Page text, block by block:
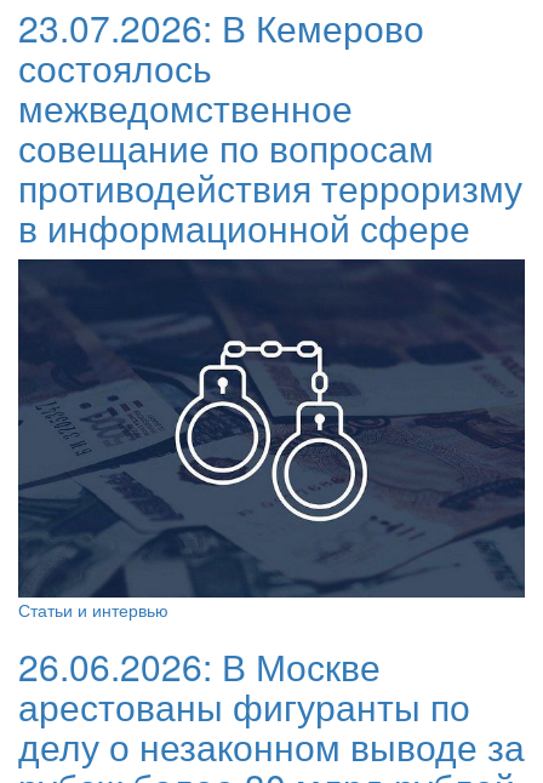
23.07.2026: В Кемерово
состоялось
межведомственное
совещание по вопросам
противодействия терроризму
в информационной сфере
Статьи и интервью
26.06.2026: В Москве
арестованы фигуранты по
делу о незаконном выводе за